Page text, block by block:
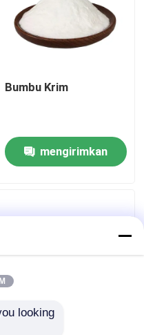
Bumbu Krim
mengirimkan
looking